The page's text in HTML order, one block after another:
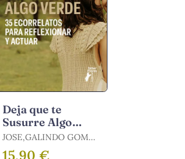
Deja que te
Susurre Algo
Verde. 35
Ecorrelatos para
JOSE,GALINDO GOMEZ
/ GALINDO GÓMEZ,
15,90 €